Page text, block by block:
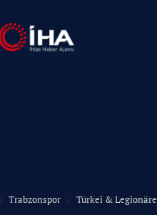
Trabzonspor Türkei & Legionäre